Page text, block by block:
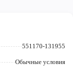
551170-131955
Обычные условия